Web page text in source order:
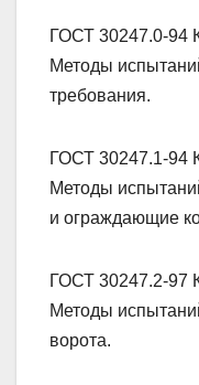
ГОСТ 30247.0-94
Методы
требования.
ГОСТ 30247.1-94
Методы
и ограждающие
ГОСТ 30247.2-97
Методы
ворота.